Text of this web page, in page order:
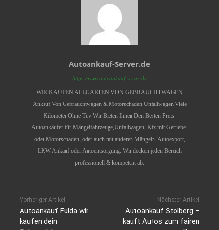
Autoankauf-Server.de
https://www.autoankauf-server.de
WIR KAUFEN ALLE ARTEN VON GEBRAUCHTWAGEN
Ankauf Von Gebrauchtwagen & Motorschaden Unfallwagen Viele
Kilometer Ohne Tüv Wir Bieten Ihnen Den Besten Preis!
Autoankäufer für Mängelfahrzeuge,Unfallwagen, Kfz mit Getriebe-
oder Motorschaden, oder auch mit anderen Mängeln. Autoexport,
LKW Ankauf oder Autoentsorgung. Wir decken jeden Bereich
professionell & kompetent ab.
Vorheriger Artikel
Autoankauf Fulda wir
kaufen dein
Nächster Artikel
Autoankauf Stolberg –
kauft Autos zum fairen